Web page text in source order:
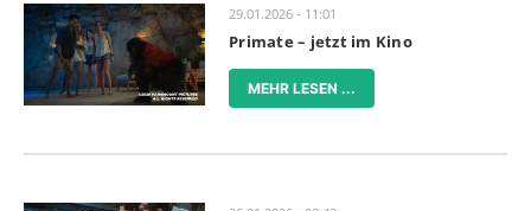
29.01.2026 - 11:01
Primate – jetzt im Kino
MEHR LESEN ...